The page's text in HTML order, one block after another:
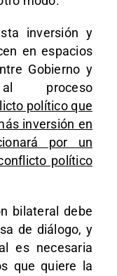
inversión y
en espacios
Gobierno y
proceso
político que
inversión en
por un
político
bilateral debe
de diálogo, y
es necesaria
que quiere la